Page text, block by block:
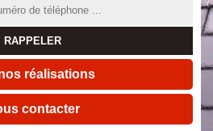
réalisations
contacter